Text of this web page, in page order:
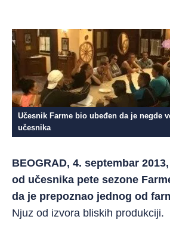
Učesnik Farme bio ubeđen da je negde
učesnika
BEOGRAD, 4. septembar
od učesnika pete sezone
da je prepoznao jednog od
Njuz od izvora bliskih produkciji.